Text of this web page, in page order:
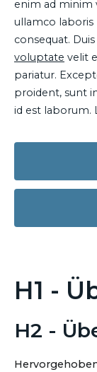
enim ad minim
ullamco laboris
consequat.
voluptate velit
pariatur.
proident, sunt
id est laborum.
H1 -
H2 -